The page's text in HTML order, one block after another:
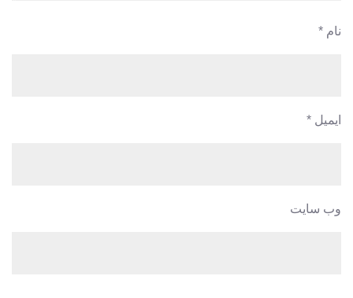
نام *
ایمیل *
وب‌ سایت